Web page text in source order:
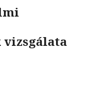
vizsgálata